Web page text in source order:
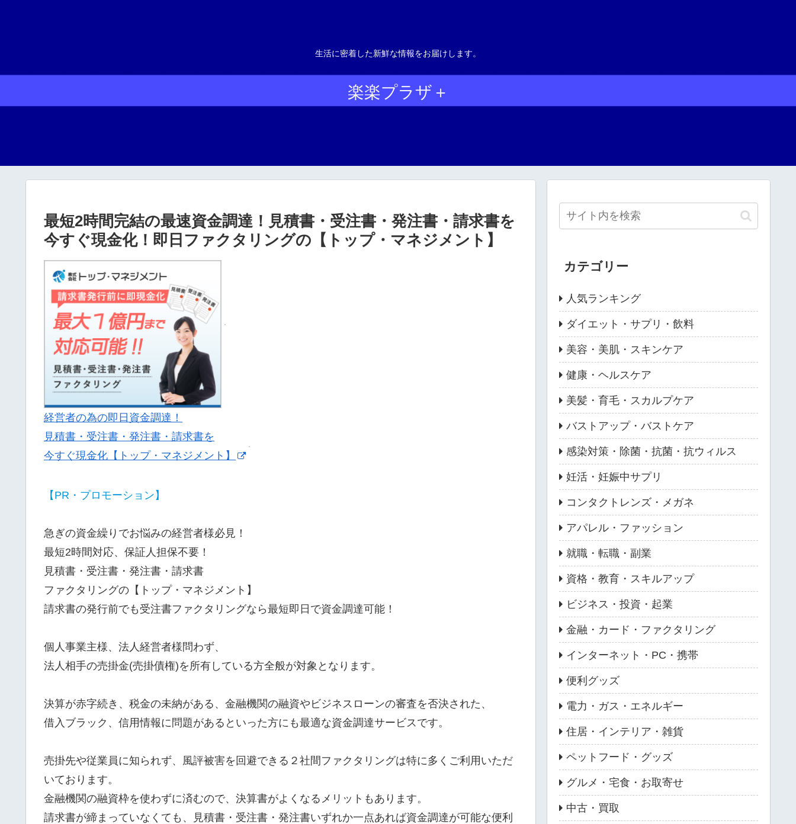
生活に密着した新鮮な情報をお届けします。
楽楽プラザ＋
最短2時間完結の最速資金調達！見積書・受注書・発注書・請求書を
今すぐ現金化！即日ファクタリングの【トップ・マネジメント】
経営者の為の即日資金調達！
見積書・受注書・発注書・請求書を
今すぐ現金化【トップ・マネジメント】
【PR・プロモーション】
急ぎの資金繰りでお悩みの経営者様必見！
最短2時間対応、保証人担保不要！
見積書・受注書・発注書・請求書
ファクタリングの【トップ・マネジメント】
請求書の発行前でも受注書ファクタリングなら最短即日で資金調達可能！
個人事業主様、法人経営者様問わず、
法人相手の売掛金(売掛債権)を所有している方全般が対象となります。
決算が赤字続き、税金の未納がある、金融機関の融資やビジネスローンの審査を否決された、
借入ブラック、信用情報に問題があるといった方にも最適な資金調達サービスです。
売掛先や従業員に知られず、風評被害を回避できる２社間ファクタリングは特に多くご利用いただ
いております。
金融機関の融資枠を使わずに済むので、決算書がよくなるメリットもあります。
請求書が締まっていなくても、見積書・受注書・発注書いずれか一点あれば資金調達が可能な便利
カテゴリー
人気ランキング
ダイエット・サプリ・飲料
美容・美肌・スキンケア
健康・ヘルスケア
美髪・育毛・スカルプケア
バストアップ・バストケア
感染対策・除菌・抗菌・抗ウィルス
妊活・妊娠中サプリ
コンタクトレンズ・メガネ
アパレル・ファッション
就職・転職・副業
資格・教育・スキルアップ
ビジネス・投資・起業
金融・カード・ファクタリング
インターネット・PC・携帯
便利グッズ
電力・ガス・エネルギー
住居・インテリア・雑貨
ペットフード・グッズ
グルメ・宅食・お取寄せ
中古・買取